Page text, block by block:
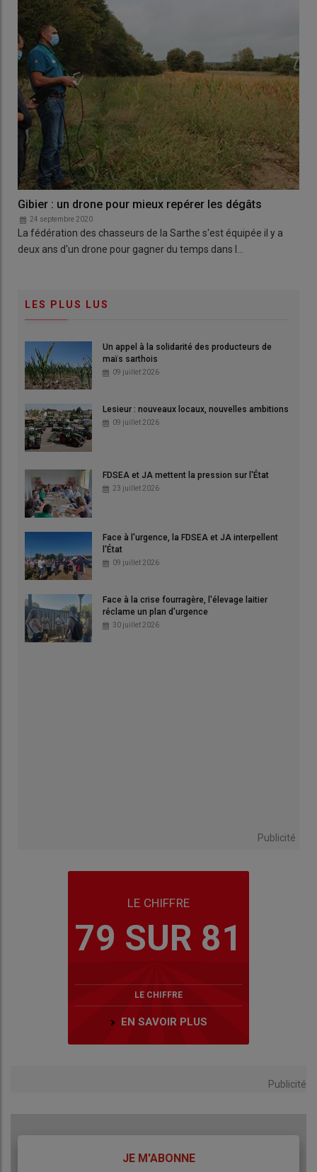
Gibier : un drone pour mieux repérer les dégâts
24 septembre 2020
La fédération des chasseurs de la Sarthe s'est équipée il y a
deux ans d'un drone pour gagner du temps dans l…
LES PLUS LUS
Un appel à la solidarité des producteurs de
maïs sarthois
09 juillet 2026
Lesieur : nouveaux locaux, nouvelles ambitions
09 juillet 2026
FDSEA et JA mettent la pression sur l'État
23 juillet 2026
Face à l'urgence, la FDSEA et JA interpellent
l'État
09 juillet 2026
Face à la crise fourragère, l'élevage laitier
réclame un plan d'urgence
30 juillet 2026
Publicité
LE CHIFFRE
79 SUR 81
LE CHIFFRE
EN SAVOIR PLUS
Publicité
JE M'ABONNE